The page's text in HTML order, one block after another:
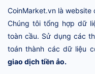
CoinMarket.vn là website
Chúng tôi tổng hợp dữ
toàn cầu. Sử dụng các
toán thành các dữ liệu
giao dịch tiền ảo.